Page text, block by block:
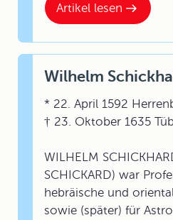
Artikel lesen
Wilhelm
* 22. April 1592
† 23. Oktober 1635
WILHELM
SCHICKARD) war
hebräische und
sowie (später) für